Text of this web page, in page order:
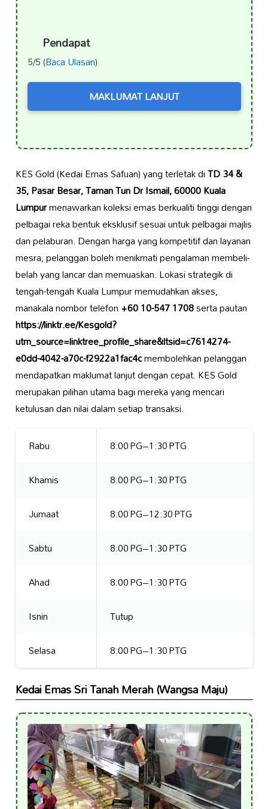
Pendapat
5/5 (Baca Ulasan)
MAKLUMAT LANJUT
KES Gold (Kedai Emas Safuan) yang terletak diTD 34 &
35, Pasar Besar, Taman Tun Dr Ismail, 60000 Kuala
Lumpurmenawarkan koleksi emas berkualiti tinggi dengan
pelbagai reka bentuk eksklusif sesuai untuk pelbagai majlis
dan pelaburan. Dengan harga yang kompetitif dan layanan
mesra, pelanggan boleh menikmati pengalaman membeli-
belah yang lancar dan memuaskan. Lokasi strategik di
tengah-tengah Kuala Lumpur memudahkan akses,
manakala nombor telefon+60 10-547 1708serta pautan
https://linktr.ee/Kesgold?
utm_source=linktree_profile_share&ltsid=c7614274-
e0dd-4042-a70c-f2922a1fac4cmembolehkan pelanggan
mendapatkan maklumat lanjut dengan cepat. KES Gold
merupakan pilihan utama bagi mereka yang mencari
ketulusan dan nilai dalam setiap transaksi.
Rabu
8:00 PG–1:30 PTG
Khamis
8:00 PG–1:30 PTG
Jumaat
8:00 PG–12:30 PTG
Sabtu
8:00 PG–1:30 PTG
Ahad
8:00 PG–1:30 PTG
Isnin
Tutup
Selasa
8:00 PG–1:30 PTG
Kedai Emas Sri Tanah Merah (Wangsa Maju)